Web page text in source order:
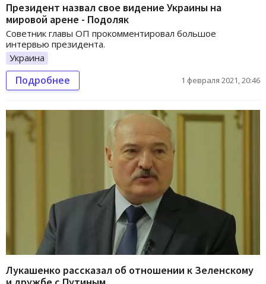
Президент назвал свое видение Украины на
мировой арене - Подоляк
Советник главы ОП прокомментировал большое
интервью президента.
Украина
Подробнее 1 февраля 2021, 20:46
Лукашенко рассказал об отношении к Зеленскому